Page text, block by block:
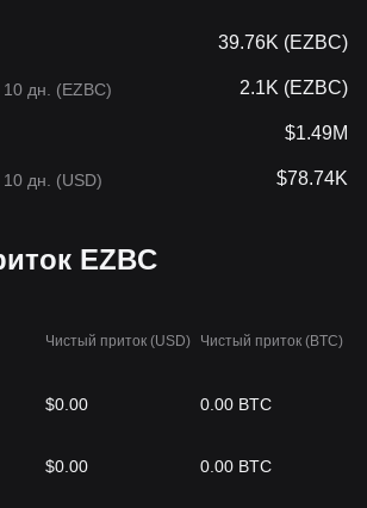
39.76K (EZBC)
дн. (EZBC) 2.1K (EZBC)
$1.49M
дн. (USD) $78.74K
EZBC
Чистый приток (USD) Чистый приток (BTC)
$0.00 0.00 BTC
$0.00 0.00 BTC